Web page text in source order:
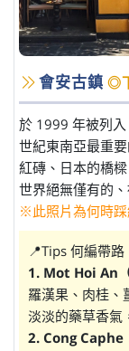
會安古鎮 ◎
於 1999 年被列入
世紀東南亞最重
紅磚、日本的橋
世界絕無僅有的
※此照片為何時
📍Tips 何編帶
1. Mot Hoi An
羅漢果、肉桂、
淡淡的藥草香氣
2. Cong Caphe